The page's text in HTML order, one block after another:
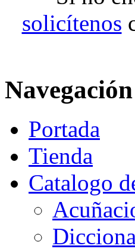
solicítenos
Navegación
Portada
Tienda
Catalogo